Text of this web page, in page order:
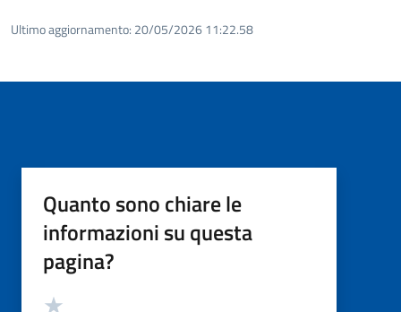
Ultimo aggiornamento: 20/05/2026 11:22.58
Quanto sono chiare le
informazioni su questa
pagina?
Valutazione